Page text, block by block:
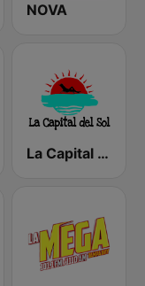
NOVA
La Capital del Sol